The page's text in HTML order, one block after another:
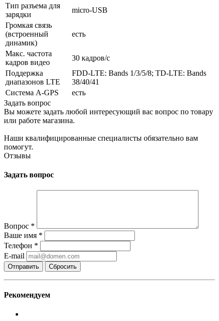
Тип разъема для
зарядки
micro-USB
Громкая связь
(встроенный
динамик)
есть
Макс. частота
кадров видео
30 кадров/с
Поддержка
диапазонов LTE
FDD-LTE: Bands 1/3/5/8; TD-LTE: Bands
38/40/41
Cистема A-GPS
есть
Задать вопрос
Вы можете задать любой интересующий вас вопрос по товару
или работе магазина.
Наши квалифицированные специалисты обязательно вам
помогут.
Отзывы
Задать вопрос
Вопрос *
Ваше имя *
Телефон *
E-mail
Сбросить
Рекомендуем